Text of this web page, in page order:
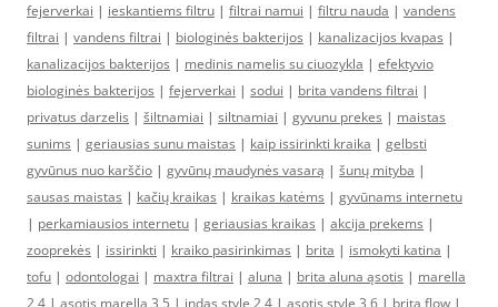
fejerverkai | ieskantiems filtru | filtrai namui | filtru nauda | vandens
filtrai | vandens filtrai | biologinės bakterijos | kanalizacijos kvapas |
kanalizacijos bakterijos | medinis namelis su ciuozykla | efektyvio
biologinės bakterijos | fejerverkai | sodui | brita vandens filtrai |
privatus darzelis | šiltnamiai | siltnamiai | gyvunu prekes | maistas
sunims | geriausias sunu maistas | kaip issirinkti kraika | gelbsti
gyvūnus nuo karščio | gyvūnų maudynės vasarą | šunų mityba |
sausas maistas | kačių kraikas | kraikas katėms | gyvūnams internetu
| perkamiausios internetu | geriausias kraikas | akcija prekems |
zooprekės | issirinkti | kraiko pasirinkimas | brita | ismokyti katina |
tofu | odontologai | maxtra filtrai | aluna | brita aluna ąsotis | marella
2,4 | ąsotis marella 3,5 | indas style 2,4 | ąsotis style 3,6 | brita flow |